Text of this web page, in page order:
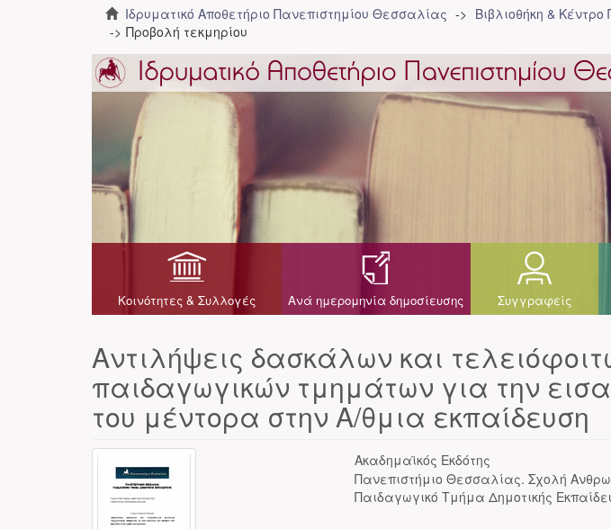
Ιδρυματικό Αποθετήριο Πανεπιστημίου Θεσσαλίας Βιβλιοθήκη &
Προβολή τεκμηρίου
Κοινότητες & Συλλογές Ανά ημερομηνία δημοσίευσης Συγγραφείς
Αντιλήψεις δασκάλων και
παιδαγωγικών τμημάτων για την
του μέντορα στην Α/θμια εκπαίδευση
Ακαδημαϊκός Εκδότης
Πανεπιστήμιο Θεσσαλίας. Σχολή
Παιδαγωγικό Τμήμα Δημοτικής